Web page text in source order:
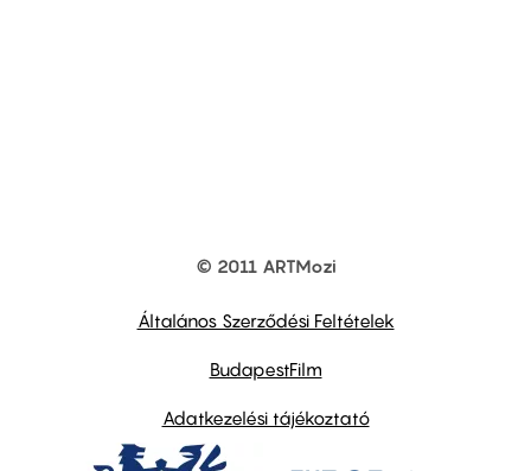
© 2011 ARTMozi
Általános Szerződési Feltételek
BudapestFilm
Adatkezelési tájékoztató